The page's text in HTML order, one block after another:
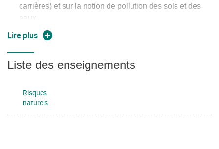
carrières) et sur la notion de pollution des sols et des
eaux
Lire plus
Liste des enseignements
Risques
naturels